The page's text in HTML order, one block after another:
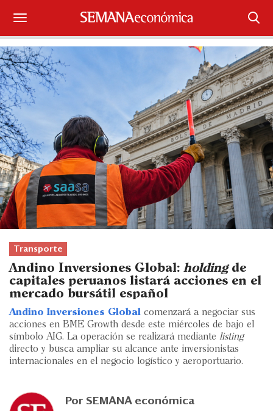
Suscríbase
Iniciar sesión
Portada
¿Qué está pasando?
Sectores y Empresas
Management
Economía y Finanzas
Legal y Política
Eventos
Ranking CEO
Edición Impresa
Transporte
Andino Inversiones Global: holdingde
capitales peruanos listará acciones en el
mercado bursátil español
Andino Inversiones Global comenzará a negociar sus
acciones en BME Growth desde este miércoles de bajo el
símbolo AIG. La operación se realizará mediante listing
directo y busca ampliar su alcance ante inversionistas
internacionales en el negocio logístico y aeroportuario.
Por SEMANA económica